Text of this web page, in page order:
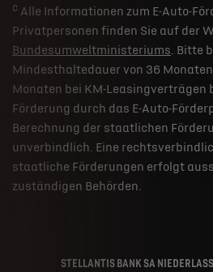
c Alle Informationen zum E-Auto-
Privatpersonen finden Sie auf der
Bundesumweltministeriums. Bitte
Mindesthaltedauer von 36
Monaten bei KM-
Förderung durch das E-Auto-
Berechnung der staatlichen
unverbindlich. Eine
staatliche Förderungen erfolgt
zuständigen Behörden.
STELLANTIS BANK SA